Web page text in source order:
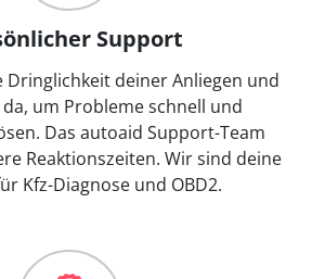
Support
Dringlichkeit deiner Anliegen und
um Probleme schnell und
Das autoaid Support-Team
Reaktionszeiten. Wir sind deine
Kfz-Diagnose und OBD2.